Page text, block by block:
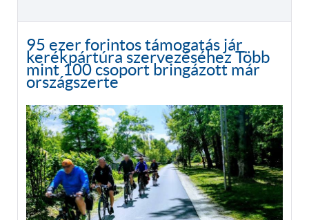
95 ezer forintos támogatás jár
kerékpártúra szervezéséhez Több
mint 100 csoport bringázott már
országszerte